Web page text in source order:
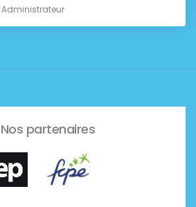
Administrateur
Nos partenaires